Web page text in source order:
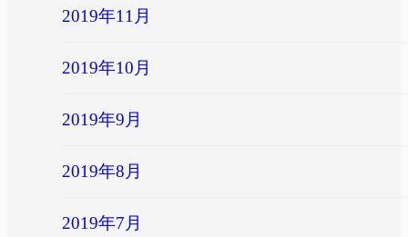
2019年11月
2019年10月
2019年9月
2019年8月
2019年7月